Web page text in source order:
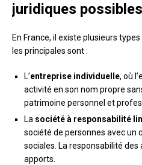
juridiques
En France, il existe plusieurs
les principales sont :
L’entreprise individuelle, où
activité en son nom propre
patrimoine personnel et
La société à responsabilité
société de personnes avec un
sociales. La responsabilité
apports.